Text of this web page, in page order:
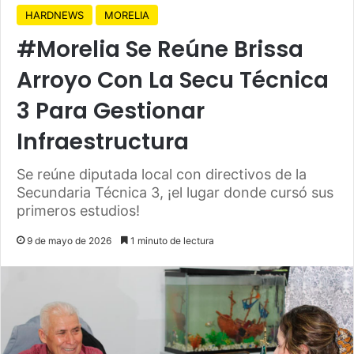
HARDNEWS MORELIA
#Morelia Se Reúne Brissa
Arroyo Con La Secu Técnica
3 Para Gestionar
Infraestructura
Se reúne diputada local con directivos de la
Secundaria Técnica 3, ¡el lugar donde cursó sus
primeros estudios!
9 de mayo de 2026 1 minuto de lectura